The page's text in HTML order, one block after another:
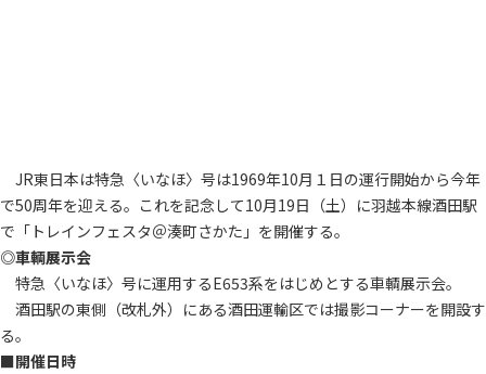
JR東日本は特急〈いなほ〉号は1969年10月１日の運行開始から今年
で50周年を迎える。これを記念して10月19日（土）に羽越本線酒田駅
で「トレインフェスタ＠湊町さかた」を開催する。
◎車輌展示会
特急〈いなほ〉号に運用するE653系をはじめとする車輌展示会。
酒田駅の東側（改札外）にある酒田運輸区では撮影コーナーを開設す
る。
■開催日時